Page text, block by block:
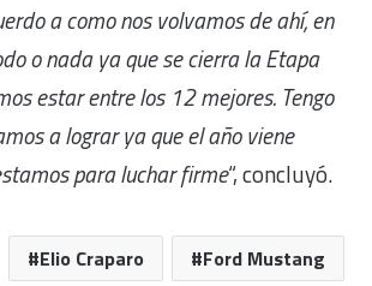
a como nos volvamos de ahí, en
o nada ya que se cierra la Etapa
estar entre los 12 mejores. Tengo
a lograr ya que el año viene
para luchar firme“, concluyó.
Elio Craparo
Ford Mustang